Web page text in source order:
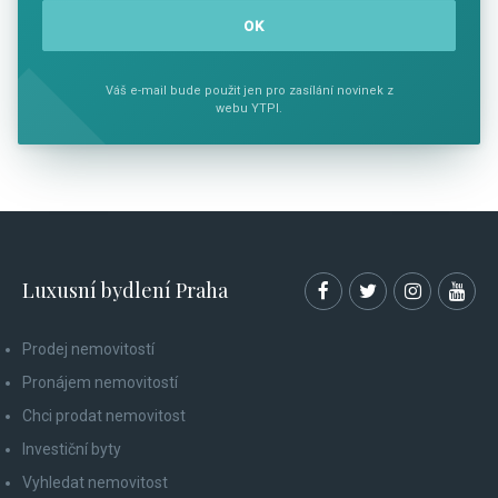
Váš e-mail bude použit jen pro zasílání novinek z
webu YTPI.
Luxusní bydlení Praha
Prodej nemovitostí
Pronájem nemovitostí
Chci prodat nemovitost
Investiční byty
Vyhledat nemovitost